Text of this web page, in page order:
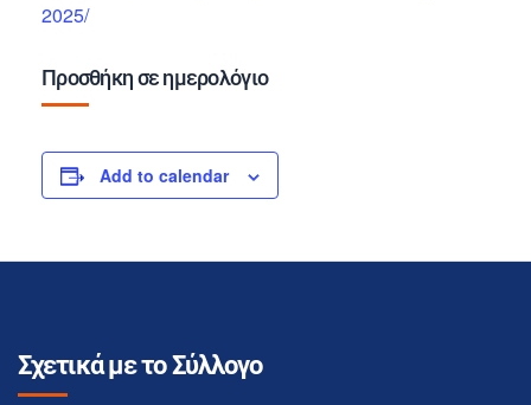
2025/
Προσθήκη σε ημερολόγιο
Add to calendar
Σχετικά με το Σύλλογο